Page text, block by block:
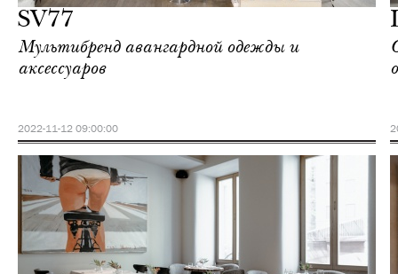
SV77
Мультибренд авангардной одежды и
аксессуаров
2022-11-12 09:00:00